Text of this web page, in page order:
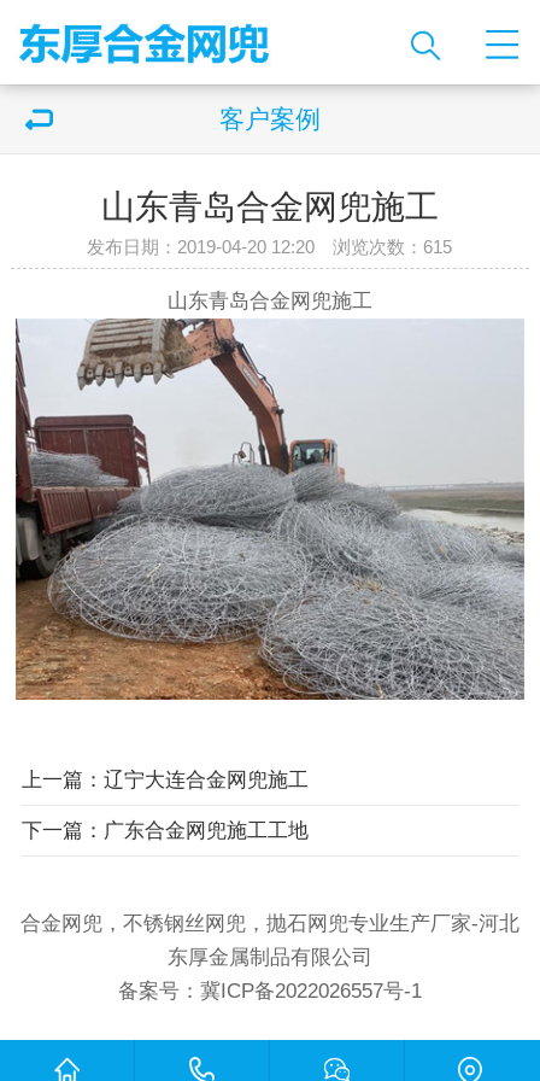
客户案例
山东青岛合金网兜施工
发布日期：2019-04-20 12:20 浏览次数： 615
山东青岛合金网兜施工
上一篇：辽宁大连合金网兜施工
下一篇：广东合金网兜施工工地
合金网兜，不锈钢丝网兜，抛石网兜专业生产厂家-河北
东厚金属制品有限公司
备案号： 冀ICP备2022026557号-1